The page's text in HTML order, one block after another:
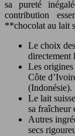
sa pureté
contribution
**chocolat au lait
Le choix
Les origines
Côte
(Indonésie).
Le lait
sa fraîcheur
Autres
secs